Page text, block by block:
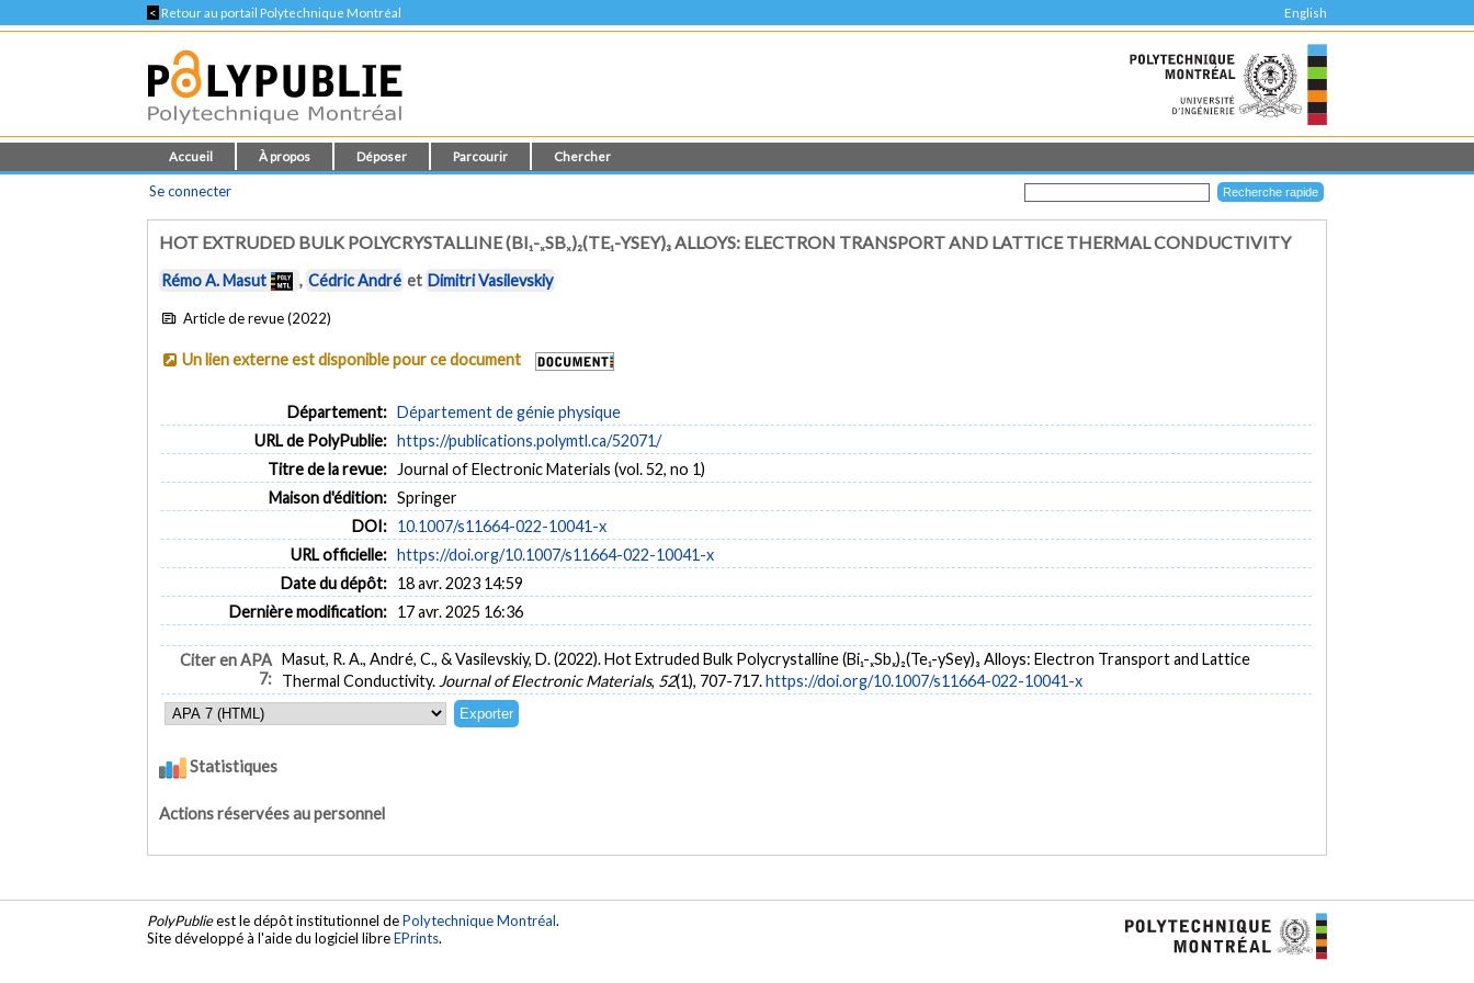
< Retour au portail Polytechnique Montréal English
Accueil À propos Déposer Parcourir Chercher
Se connecter
HOT EXTRUDED BULK POLYCRYSTALLINE (BI₁-ₓSBₓ)₂(TE₁-YSEY)₃ ALLOYS: ELECTRON TRANSPORT AND LATTICE THERMAL CONDUCTIVITY
Rémo A. Masut , Cédric André et Dimitri Vasilevskiy
Article de revue (2022)
Un lien externe est disponible pour ce document
Département: Département de génie physique
URL de PolyPublie: https://publications.polymtl.ca/52071/
Titre de la revue:
Journal of Electronic Materials (vol. 52, no 1)
Maison d'édition: Springer
DOI: 10.1007/s11664-022-10041-x
URL officielle: https://doi.org/10.1007/s11664-022-10041-x
Date du dépôt: 18 avr. 2023 14:59
Dernière modification: 17 avr. 2025 16:36
Citer en APA
7:
Masut, R. A., André, C., & Vasilevskiy, D. (2022). Hot Extruded Bulk Polycrystalline (Bi₁-ₓSbₓ)₂(Te₁-ySey)₃ Alloys: Electron Transport and Lattice
Thermal Conductivity. Journal of Electronic Materials, 52(1), 707-717.https://doi.org/10.1007/s11664-022-10041-x
Statistiques
Actions réservées au personnel
PolyPublieest le dépôt institutionnel dePolytechnique Montréal.
Site développé à l'aide du logiciel libreEPrints.